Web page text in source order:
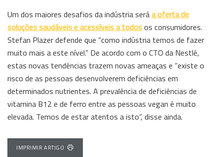
Um dos maiores desafios da indústria seráa oferta de
soluções saudáveis e acessíveis a todosos consumidores.
Stefan Plazer defende que “como indústria temos de fazer
muito mais a este nível.” De acordo com o CTO da Nestlé,
estas novas tendências trazem novas ameaças e “existe o
risco de as pessoas desenvolverem deficiências em
determinados nutrientes. A prevalência de deficiências de
vitamina B12 e de ferro entre as pessoas vegan é muito
elevada. Temos de estar atentos a isto”, disse ainda.
IMPRIMIR ARTIGO